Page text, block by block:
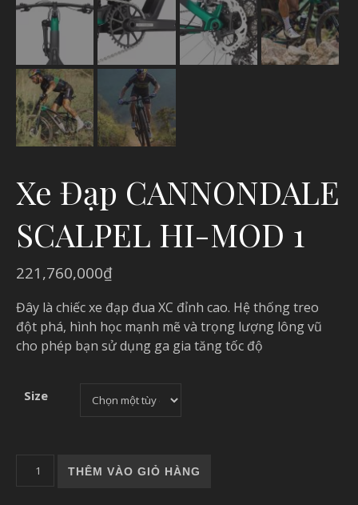
Xe Đạp CANNONDALE
SCALPEL HI-MOD 1
221,760,000₫
Đây là chiếc xe đạp đua XC đỉnh cao. Hệ thống treo
đột phá, hình học mạnh mẽ và trọng lượng lông vũ
cho phép bạn sử dụng ga gia tăng tốc độ
Size
Xe Đạp CANNONDALE SCALPEL HI-MOD 1 số lượng
THÊM VÀO GIỎ HÀNG